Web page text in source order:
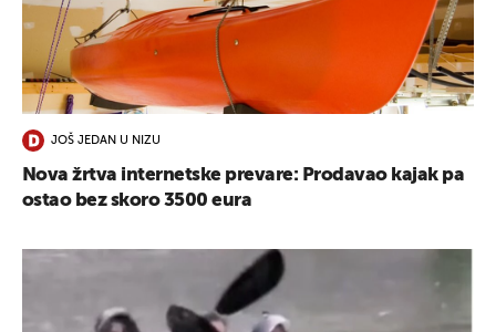
JOŠ JEDAN U NIZU
Nova žrtva internetske prevare: Prodavao kajak pa
ostao bez skoro 3500 eura